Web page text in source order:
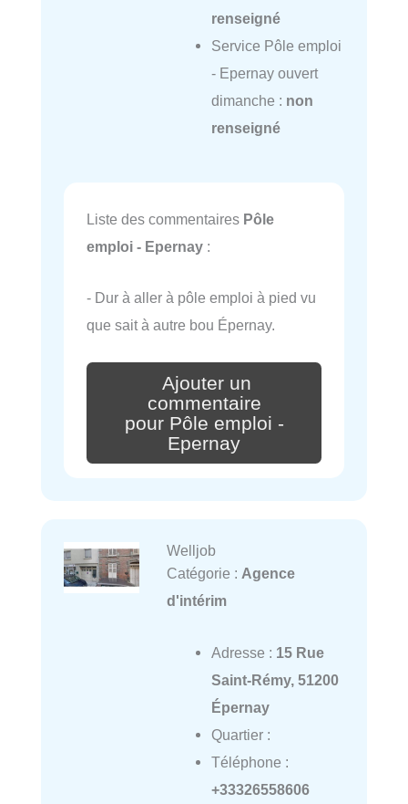
renseigné
Service Pôle emploi
- Epernay ouvert
dimanche : non
renseigné
Liste des commentaires Pôle
emploi - Epernay :
- Dur à aller à pôle emploi à pied vu
que sait à autre bou Épernay.
Ajouter un
commentaire
pour Pôle emploi -
Epernay
Welljob
Catégorie : Agence
d'intérim
Adresse : 15 Rue
Saint-Rémy, 51200
Épernay
Quartier :
Téléphone :
+33326558606